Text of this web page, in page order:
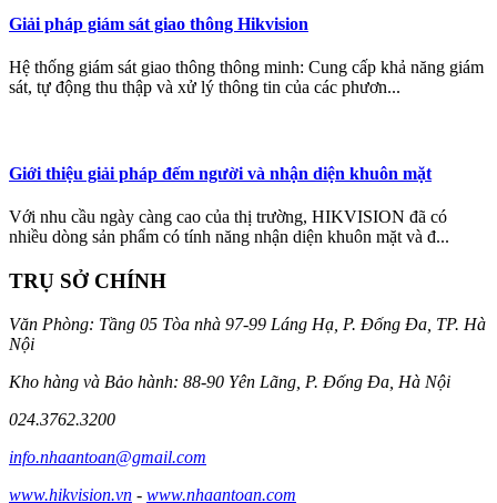
Giải pháp giám sát giao thông Hikvision
Hệ thống giám sát giao thông thông minh: Cung cấp khả năng giám
sát, tự động thu thập và xử lý thông tin của các phươn...
Giới thiệu giải pháp đếm người và nhận diện khuôn mặt
Với nhu cầu ngày càng cao của thị trường, HIKVISION đã có
nhiều dòng sản phẩm có tính năng nhận diện khuôn mặt và đ...
TRỤ SỞ CHÍNH
Văn Phòng: Tầng 05 Tòa nhà 97-99 Láng Hạ, P. Đống Đa, TP. Hà
Nội
Kho hàng và Bảo hành: 88-90 Yên Lãng, P. Đống Đa, Hà Nội
024.3762.3200
info.nhaantoan@gmail.com
www.hikvision.vn - www.nhaantoan.com